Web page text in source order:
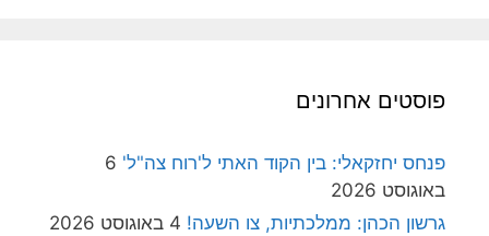
פוסטים אחרונים
פנחס יחזקאלי: בין הקוד האתי ל'רוח צה"ל' 6
באוגוסט 2026
גרשון הכהן: ממלכתיות, צו השעה! 4 באוגוסט 2026